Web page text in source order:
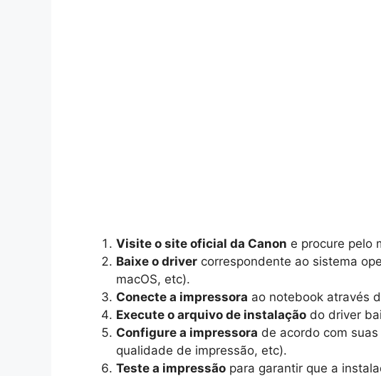
Visite o site oficial da Canon e procure pelo
Baixe o driver correspondente ao sistema
macOS, etc).
Conecte a impressora ao notebook através
Execute o arquivo de instalação do driver
Configure a impressora de acordo com
qualidade de impressão, etc).
Teste a impressão para garantir que a